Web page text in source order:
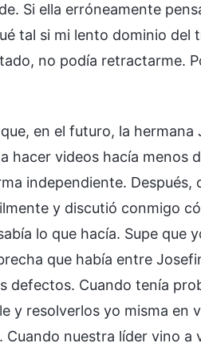
Si ella erróneamente
tal si mi lento dominio del
no podía retractarme.
en el futuro, la
hacer videos hacía menos
independiente.
y discutió conmigo
lo que hacía. Supe
que había entre
defectos. Cuando tenía
y resolverlos yo misma en
nuestra líder vino